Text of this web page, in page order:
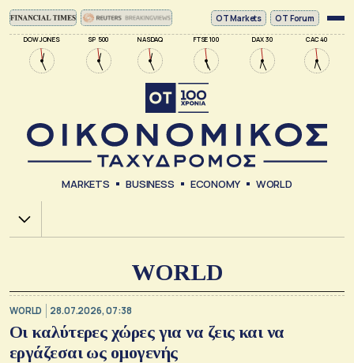
DOW JONES SP 500 NASDAQ FTSE 100 DAX 30 CAC 40
ΟΤ Markets OT Forum
MARKETS BUSINESS ECONOMY WORLD
Χ.Α.
WORLD
WORLD 28.07.2026, 07:38
Οι καλύτερες χώρες για να ζεις και να
εργάζεσαι ως ομογενής